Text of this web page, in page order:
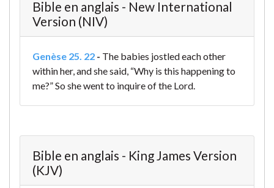
Bible en anglais - New International
Version (NIV)
Genèse 25. 22 - The babies jostled each other
within her, and she said, “Why is this happening to
me?” So she went to inquire of the Lord.
Bible en anglais - King James Version
(KJV)